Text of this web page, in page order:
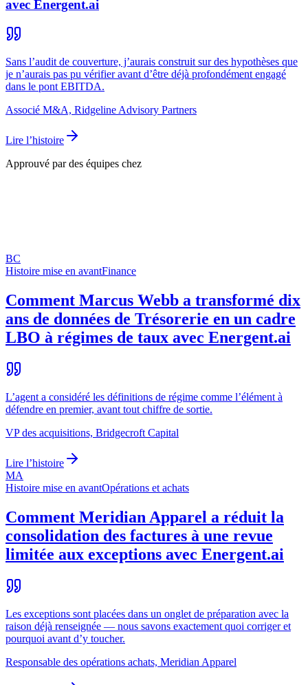
avec Energent.ai
Sans l’audit de couverture, j’aurais construit sur des hypothèses que
je n’aurais pas pu vérifier avant d’être déjà profondément engagé
dans le pont EBITDA.
Associé M&A, Ridgeline Advisory Partners
Lire l’histoire
Approuvé par des équipes chez
BC
Histoire mise en avantFinance
Comment Marcus Webb a transformé dix
ans de données de Trésorerie en un cadre
LBO à régimes de taux avec Energent.ai
L’agent a considéré les définitions de régime comme l’élément à
défendre en premier, avant tout chiffre de sortie.
VP des acquisitions, Bridgecroft Capital
Lire l’histoire
MA
Histoire mise en avantOpérations et achats
Comment Meridian Apparel a réduit la
consolidation des factures à une revue
limitée aux exceptions avec Energent.ai
Les exceptions sont placées dans un onglet de préparation avec la
raison déjà renseignée — nous savons exactement quoi corriger et
pourquoi avant d’y toucher.
Responsable des opérations achats, Meridian Apparel